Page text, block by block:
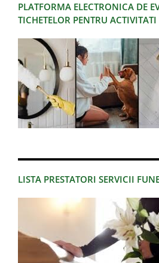
PLATFORMA ELECTRONICA DE
TICHETELOR PENTRU
LISTA PRESTATORI SERVICII